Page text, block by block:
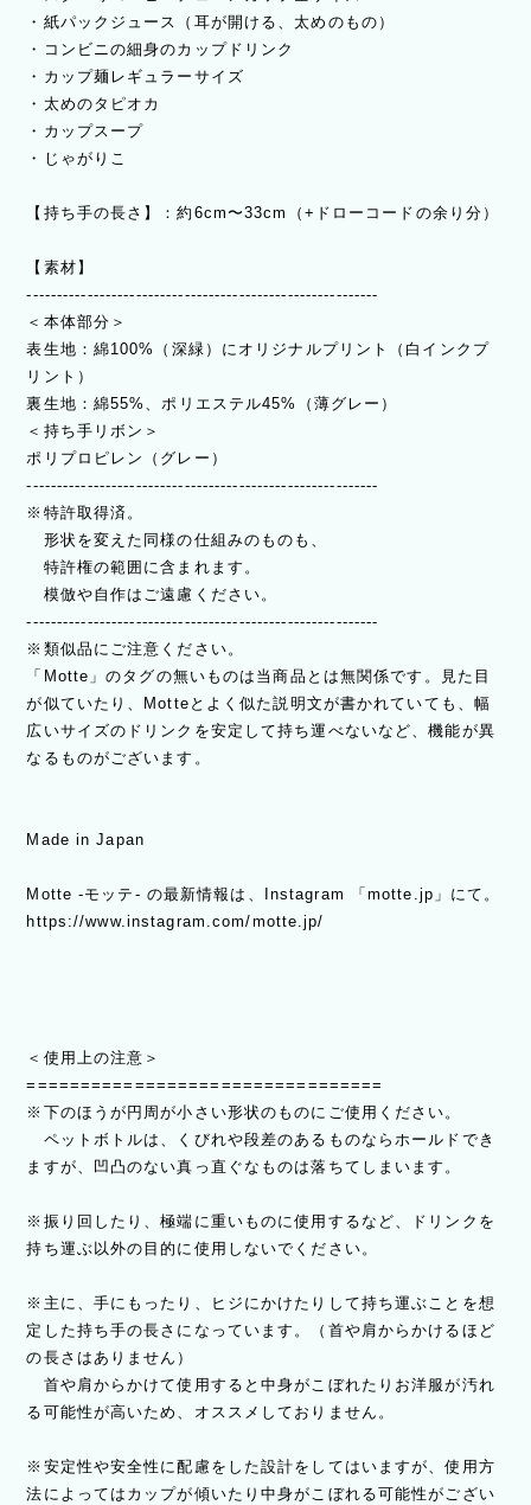
・紙パックジュース（耳が開ける、太めのもの）
・コンビニの細身のカップドリンク
・カップ麺レギュラーサイズ
・太めのタピオカ
・カップスープ
・じゃがりこ
【持ち手の長さ】：約6cm〜33cm（+ドローコードの余り分）
【素材】
----------------------------------------------------------
＜本体部分＞
表生地：綿100%（深緑）にオリジナルプリント（白インクプ
リント）
裏生地：綿55%、ポリエステル45%（薄グレー）
＜持ち手リボン＞
ポリプロピレン（グレー）
----------------------------------------------------------
※特許取得済。
形状を変えた同様の仕組みのものも、
特許権の範囲に含まれます。
模倣や自作はご遠慮ください。
----------------------------------------------------------
※類似品にご注意ください。
「Motte」のタグの無いものは当商品とは無関係です。見た目
が似ていたり、Motteとよく似た説明文が書かれていても、幅
広いサイズのドリンクを安定して持ち運べないなど、機能が異
なるものがございます。
Made in Japan
Motte -モッテ- の最新情報は、Instagram 「motte.jp」にて。
https://www.instagram.com/motte.jp/
＜使用上の注意＞
=================================
※下のほうが円周が小さい形状のものにご使用ください。
ペットボトルは、くびれや段差のあるものならホールドでき
ますが、凹凸のない真っ直ぐなものは落ちてしまいます。
※振り回したり、極端に重いものに使用するなど、ドリンクを
持ち運ぶ以外の目的に使用しないでください。
※主に、手にもったり、ヒジにかけたりして持ち運ぶことを想
定した持ち手の長さになっています。（首や肩からかけるほど
の長さはありません）
首や肩からかけて使用すると中身がこぼれたりお洋服が汚れ
る可能性が高いため、オススメしておりません。
※安定性や安全性に配慮をした設計をしてはいますが、使用方
法によってはカップが傾いたり中身がこぼれる可能性がござい